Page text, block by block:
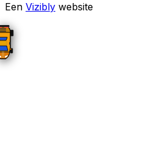
Een Vizibly website